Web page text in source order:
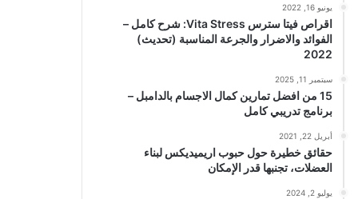
يونيو 16, 2022
اقراص فيتا سترس Vita Stress: شرح كامل –
الفوائد والاضرار والجرعة المناسبة (تحديث)
2022
سبتمبر 11, 2025
15 من افضل تمارين كمال الاجسام بالدامبل –
برنامج تدريبي كامل
أبريل 22, 2021
حقائق خطيرة حول حبوب اريميديكس لبناء
العضلات، تجنبها قدر الإمكان
يوليو 2, 2024